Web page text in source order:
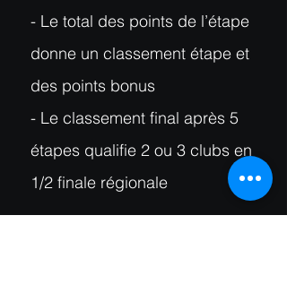
- Le total des points de l’étape
donne un classement étape et
des points bonus
- Le classement final après 5
étapes qualifie 2 ou 3 clubs en
1/2 finale régionale